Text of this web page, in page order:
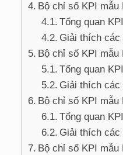
Bộ chỉ số KPI mẫu
Tổng quan
Giải thích các
Bộ chỉ số KPI
Tổng quan
Giải thích các
Bộ chỉ số KPI mẫu
Tổng quan
Giải thích các
Bộ chỉ số KPI mẫu